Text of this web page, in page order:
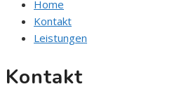
Home
Kontakt
Leistungen
Kontakt